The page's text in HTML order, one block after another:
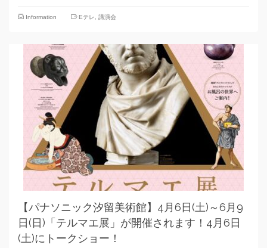
Information Eテレ 講演会
【パナソニック汐留美術館】4月6日(土)～6月9
日(日)「テルマエ展」が開催されます！4月6日
(土)にトークショー！